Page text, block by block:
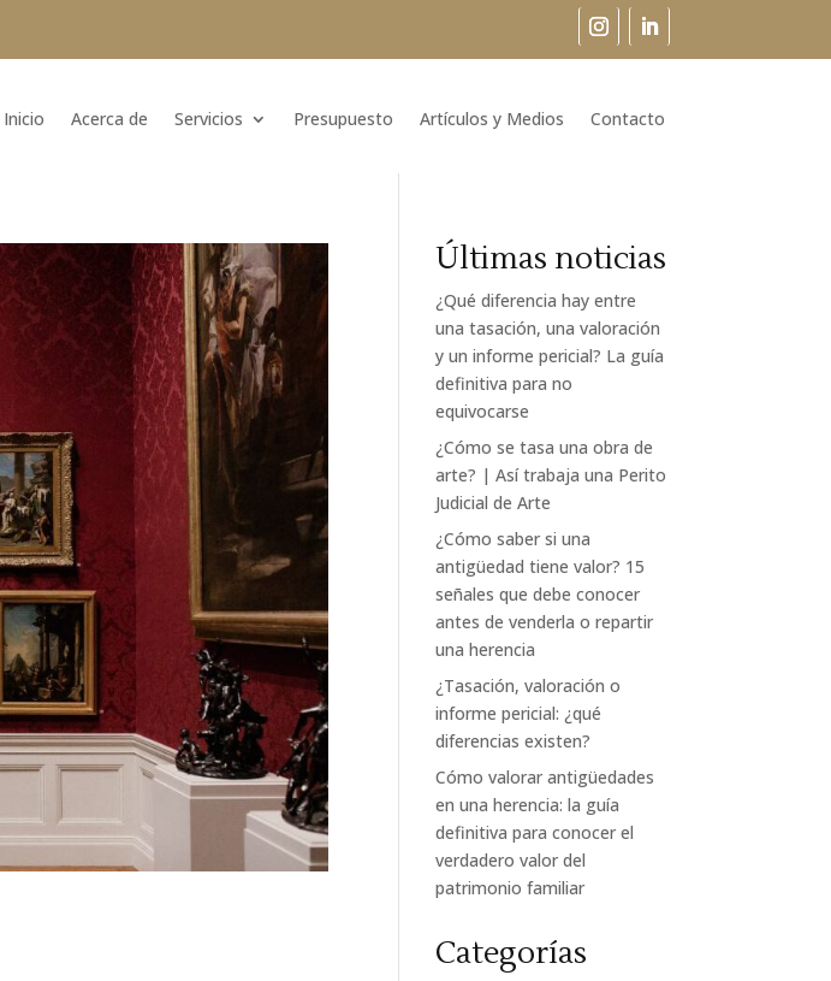
Inicio Acerca de Servicios Presupuesto Artículos y Medios Contacto
Últimas noticias
¿Qué diferencia hay entre
una tasación, una valoración
y un informe pericial? La guía
definitiva para no
equivocarse
¿Cómo se tasa una obra de
arte? | Así trabaja una Perito
Judicial de Arte
¿Cómo saber si una
antigüedad tiene valor? 15
señales que debe conocer
antes de venderla o repartir
una herencia
¿Tasación, valoración o
informe pericial: ¿qué
diferencias existen?
Cómo valorar antigüedades
en una herencia: la guía
definitiva para conocer el
verdadero valor del
patrimonio familiar
Categorías